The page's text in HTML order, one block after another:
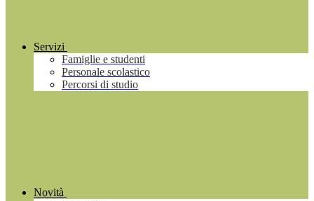
Servizi
Famiglie e studenti
Personale scolastico
Percorsi di studio
Novità